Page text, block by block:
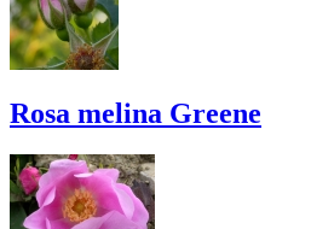
Rosa melina Greene